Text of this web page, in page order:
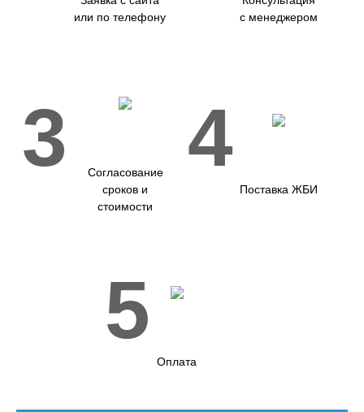
или по телефону
с менеджером
3
Согласование
сроков и
стоимости
4
Поставка ЖБИ
5
Оплата